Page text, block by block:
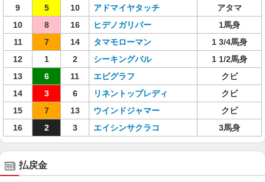
9
5 10 アドマイヤタッチ
アタマ
10
8 16 ヒデノガリバー
1馬身
11
7 14 タマモローマン
1 3/4馬身
12
1 2 シーキングバル
1 1/2馬身
13
6 11 エピグラフ
クビ
14
3 6 リネントップレディ
クビ
15
7 13 ウインドジャマー
クビ
16
2 3 エイシンサクラコ 3馬身
払戻金